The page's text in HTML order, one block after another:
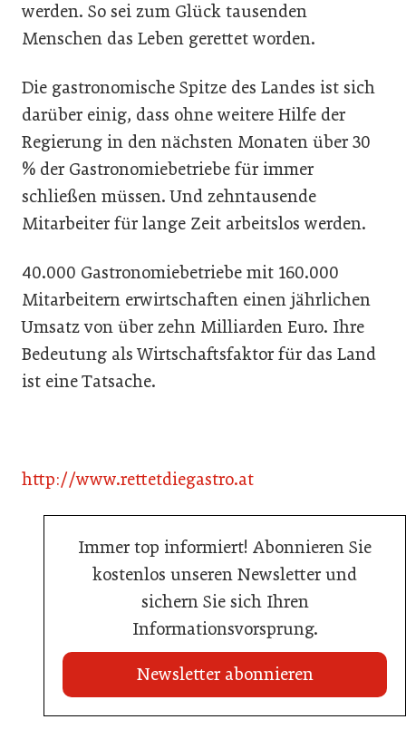
werden. So sei zum Glück tausenden
Menschen das Leben gerettet worden.
Die gastronomische Spitze des Landes ist sich
darüber einig, dass ohne weitere Hilfe der
Regierung in den nächsten Monaten über 30
% der Gastronomiebetriebe für immer
schließen müssen. Und zehntausende
Mitarbeiter für lange Zeit arbeitslos werden.
40.000 Gastronomiebetriebe mit 160.000
Mitarbeitern erwirtschaften einen jährlichen
Umsatz von über zehn Milliarden Euro. Ihre
Bedeutung als Wirtschaftsfaktor für das Land
ist eine Tatsache.
http://www.rettetdiegastro.at
Immer top informiert! Abonnieren Sie
kostenlos unseren Newsletter und
sichern Sie sich Ihren
Informationsvorsprung.
Newsletter abonnieren